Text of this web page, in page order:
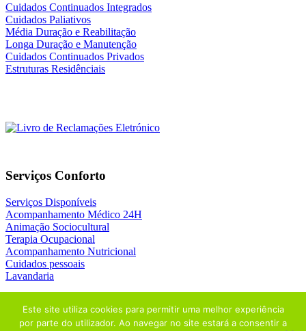
Cuidados Continuados Integrados
Cuidados Paliativos
Média Duração e Reabilitação
Longa Duração e Manutenção
Cuidados Continuados Privados
Estruturas Residênciais
Serviços Conforto
Serviços Disponíveis
Acompanhamento Médico 24H
Animação Sociocultural
Terapia Ocupacional
Acompanhamento Nutricional
Cuidados pessoais
Lavandaria
Este site utiliza cookies para permitir uma melhor experiência
por parte do utilizador. Ao navegar no site estará a consentir a